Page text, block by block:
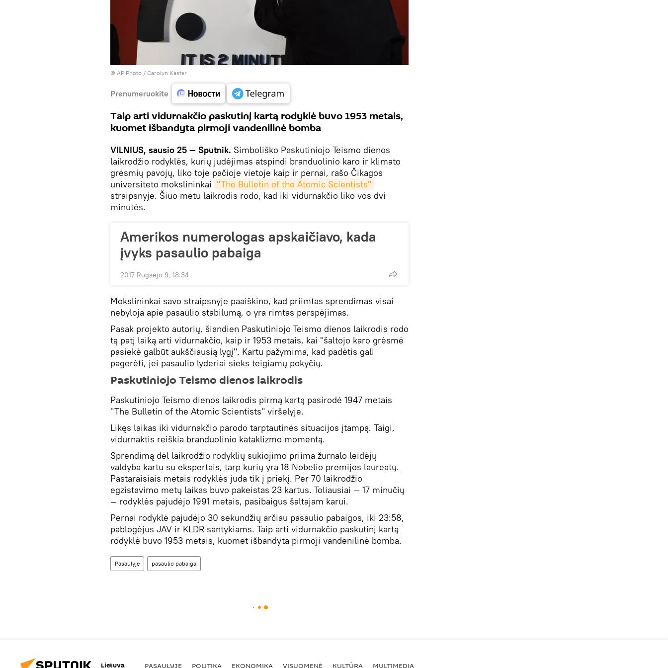
© AP Photo / Carolyn Kaster
Prenumeruokite
Taip arti vidurnakčio paskutinį kartą rodyklė buvo 1953 metais,
kuomet išbandyta pirmoji vandenilinė bomba
VILNIUS, sausio 25 — Sputnik. Simboliško Paskutiniojo Teismo dienos
laikrodžio rodyklės, kurių judėjimas atspindi branduolinio karo ir klimato
grėsmių pavojų, liko toje pačioje vietoje kaip ir pernai, rašo Čikagos
universiteto mokslininkai "The Bulletin of the Atomic Scientists"
straipsnyje. Šiuo metu laikrodis rodo, kad iki vidurnakčio liko vos dvi
minutės.
Amerikos numerologas apskaičiavo, kada
įvyks pasaulio pabaiga
2017 Rugsėjo 9, 18:34
Mokslininkai savo straipsnyje paaiškino, kad priimtas sprendimas visai
nebyloja apie pasaulio stabilumą, o yra rimtas perspėjimas.
Pasak projekto autorių, šiandien Paskutiniojo Teismo dienos laikrodis rodo
tą patį laiką arti vidurnakčio, kaip ir 1953 metais, kai "šaltojo karo grėsmė
pasiekė galbūt aukščiausią lygį". Kartu pažymima, kad padėtis gali
pagerėti, jei pasaulio lyderiai sieks teigiamų pokyčių.
Paskutiniojo Teismo dienos laikrodis
Paskutiniojo Teismo dienos laikrodis pirmą kartą pasirodė 1947 metais
"The Bulletin of the Atomic Scientists" viršelyje.
Likęs laikas iki vidurnakčio parodo tarptautinės situacijos įtampą. Taigi,
vidurnaktis reiškia branduolinio kataklizmo momentą.
Sprendimą dėl laikrodžio rodyklių sukiojimo priima žurnalo leidėjų
valdyba kartu su ekspertais, tarp kurių yra 18 Nobelio premijos laureatų.
Pastaraisiais metais rodyklės juda tik į priekį. Per 70 laikrodžio
egzistavimo metų laikas buvo pakeistas 23 kartus. Toliausiai — 17 minučių
— rodyklės pajudėjo 1991 metais, pasibaigus šaltajam karui.
Pernai rodyklė pajudėjo 30 sekundžių arčiau pasaulio pabaigos, iki 23:58,
pablogėjus JAV ir KLDR santykiams. Taip arti vidurnakčio paskutinį kartą
rodyklė buvo 1953 metais, kuomet išbandyta pirmoji vandenilinė bomba.
Pasaulyje pasaulio pabaiga
Lietuva PASAULYJE POLITIKA EKONOMIKA VISUOMENĖ KULTŪRA MULTIMEDIA